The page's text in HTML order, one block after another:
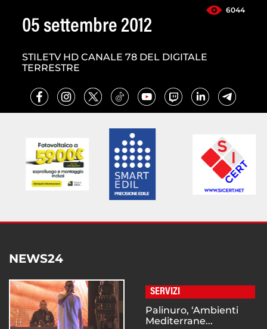
6044
05 settembre 2012
STILETV HD CANALE 78 DEL DIGITALE
TERRESTRE
NEWS24
SERVIZI
Palinuro, ‘Ambienti
Mediterrane...